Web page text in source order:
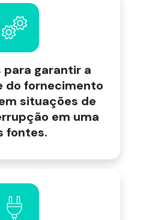
para garantir a
do fornecimento
situações de
em uma
fontes.